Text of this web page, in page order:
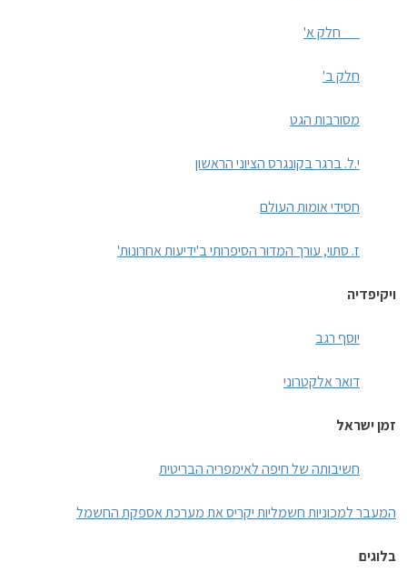
חלק א'
חלק ב'
מסורבות הגט
י.ל. ברגר בקונגרס הציוני הראשון
חסידי אומות העולם
ז. סתוי, עורך המדור הסיפרותי ב'ידיעות אחרונות'
ויקיפדיה
יוסף רגב
דואר אלקטרוני
זמן ישראל
חשיבותה של חיפה לאימפריה הבריטית
המעבר למכוניות חשמליות יקריס את מערכת אספקת החשמל
בלוגים